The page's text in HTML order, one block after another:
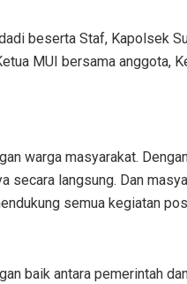
beserta Staf, Kapolsek
MUI bersama anggota,
warga masyarakat.
secara langsung. Dan
semua kegiatan
baik antara pemerintah